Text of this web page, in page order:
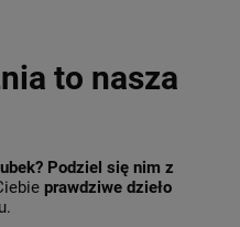
to nasza
Podziel się nim z
prawdziwe dzieło